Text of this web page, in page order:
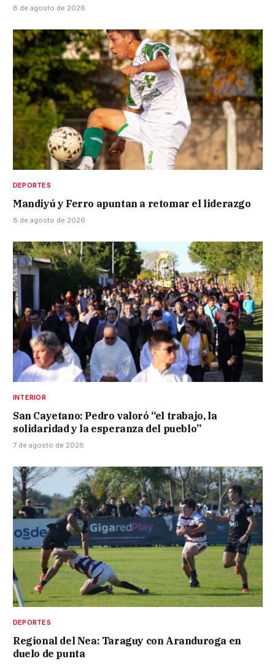
8 de agosto de 2026
DEPORTES
Mandiyú y Ferro apuntan a retomar el liderazgo
8 de agosto de 2026
INTERIOR
San Cayetano: Pedro valoró “el trabajo, la
solidaridad y la esperanza del pueblo”
7 de agosto de 2026
DEPORTES
Regional del Nea: Taraguy con Aranduroga en
duelo de punta